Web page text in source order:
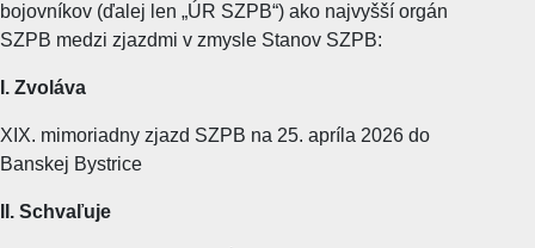
bojovníkov (ďalej len „ÚR SZPB“) ako najvyšší orgán
SZPB medzi zjazdmi v zmysle Stanov SZPB:
I. Zvoláva
XIX. mimoriadny zjazd SZPB na 25. apríla 2026 do
Banskej Bystrice
II. Schvaľuje